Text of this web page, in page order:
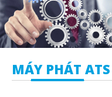
MÁY PHÁT ATS